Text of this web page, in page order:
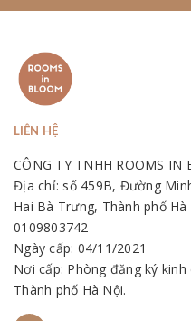
LIÊN HỆ
CÔNG TY TNHH ROOMS IN
Địa chỉ: số 459B, Đường
Hai Bà Trưng, Thành phố
0109803742
Ngày cấp: 04/11/2021
Nơi cấp: Phòng đăng ký
Thành phố Hà Nội.